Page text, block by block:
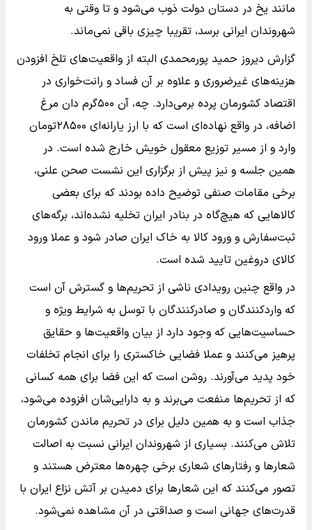
مانند یخ در دستان دولت ذوب می‌شود و تا وقتی به
شهروندان ایرانی برسد، تقریبا چیزی باقی نمی‌ماند.
گزارش دیروز حمید پورمحمدی البته از واقعیت‌های تلخ افزودن
هزینه‌های غیرضروری و علاوه بر آن فساد و رانت‌خواری در
اقتصاد کشورمان پرده برمی‌دارد. چه، آن ۵۰۰گرم دان مرغ
اضافه، در واقع نهاده‌ای است که با ارز یارانه‌ای ۲۸۵۰۰تومان
وارد و از مسیر توزیع معقول خویش خارج شده است. در
همین جلسه و نیز پیش از برگزاری این نشست صحن علنی،
برخی مقامات صنفی توضیح داده بودند که برای بعضی
کالاهایی که هیچ‌گاه در بنادر ایران تخلیه نشده‌اند، برگه‌های
ثبت‌سفارش و ورود کالا به خاک ایران صادر شود و عملا ورود
کالای دروغین تایید شده است.
در واقع چنین رویدادی ناشی از تحریم‌ها و گسترش آن است
که واردکنندگان و صادرکنندگان با توسل به شرایط ویژه و
حساسیت‌هایی که وجود دارد از بیان واقعیت‌ها و حقایق
پرهیز می‌کنند و عملا فضایی خاکستری را برای انجام تخلفات
خود پدید می‌آورند. روشن است که این فضا برای همه کسانی
که از تحریم‌ها منفعت می‌برند و به دارایی‌شان افزوده می‌شود،
جذاب است و به همین دلیل برای در تحریم ماندن کشورمان
تلاش می‌کنند. بسیاری از شهروندان ایرانی نسبت به اصالت
شعارها و رفتارهای شعاری برخی چهره‌ها معترض هستند و
تصور می‌کنند که این شعارها برای دمیدن بر آتش نزاع ایران با
قدرت‌های جهانی است و صداقتی در آن مشاهده نمی‌شود.